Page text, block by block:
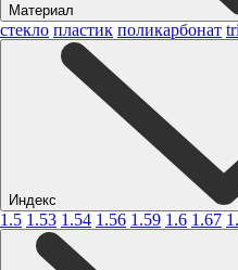
Материал
стекло пластик поликарбонат
Индекс
1.5 1.53 1.54 1.56 1.59 1.6 1.67